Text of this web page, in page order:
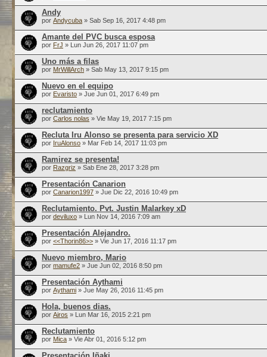
Andy
por Andycuba » Sab Sep 16, 2017 4:48 pm
Amante del PVC busca esposa
por FrJ » Lun Jun 26, 2017 11:07 pm
Uno más a filas
por MrWillArch » Sab May 13, 2017 9:15 pm
Nuevo en el equipo
por Evaristo » Jue Jun 01, 2017 6:49 pm
reclutamiento
por Carlos nolas » Vie May 19, 2017 7:15 pm
Recluta Iru Alonso se presenta para servicio XD
por IruAlonso » Mar Feb 14, 2017 11:03 pm
Ramirez se presenta!
por Razgriz » Sab Ene 28, 2017 3:28 pm
Presentación Canarion
por Canarion1997 » Jue Dic 22, 2016 10:49 pm
Reclutamiento. Pvt. Justin Malarkey xD
por deviluxo » Lun Nov 14, 2016 7:09 am
Presentación Alejandro.
por <<Thorin86>> » Vie Jun 17, 2016 11:17 pm
Nuevo miembro, Mario
por mamufe2 » Jue Jun 02, 2016 8:50 pm
Presentación Aythami
por Aythami » Jue May 26, 2016 11:45 pm
Hola, buenos dias.
por Airos » Lun Mar 16, 2015 2:21 pm
Reclutamiento
por Mica » Vie Abr 01, 2016 5:12 pm